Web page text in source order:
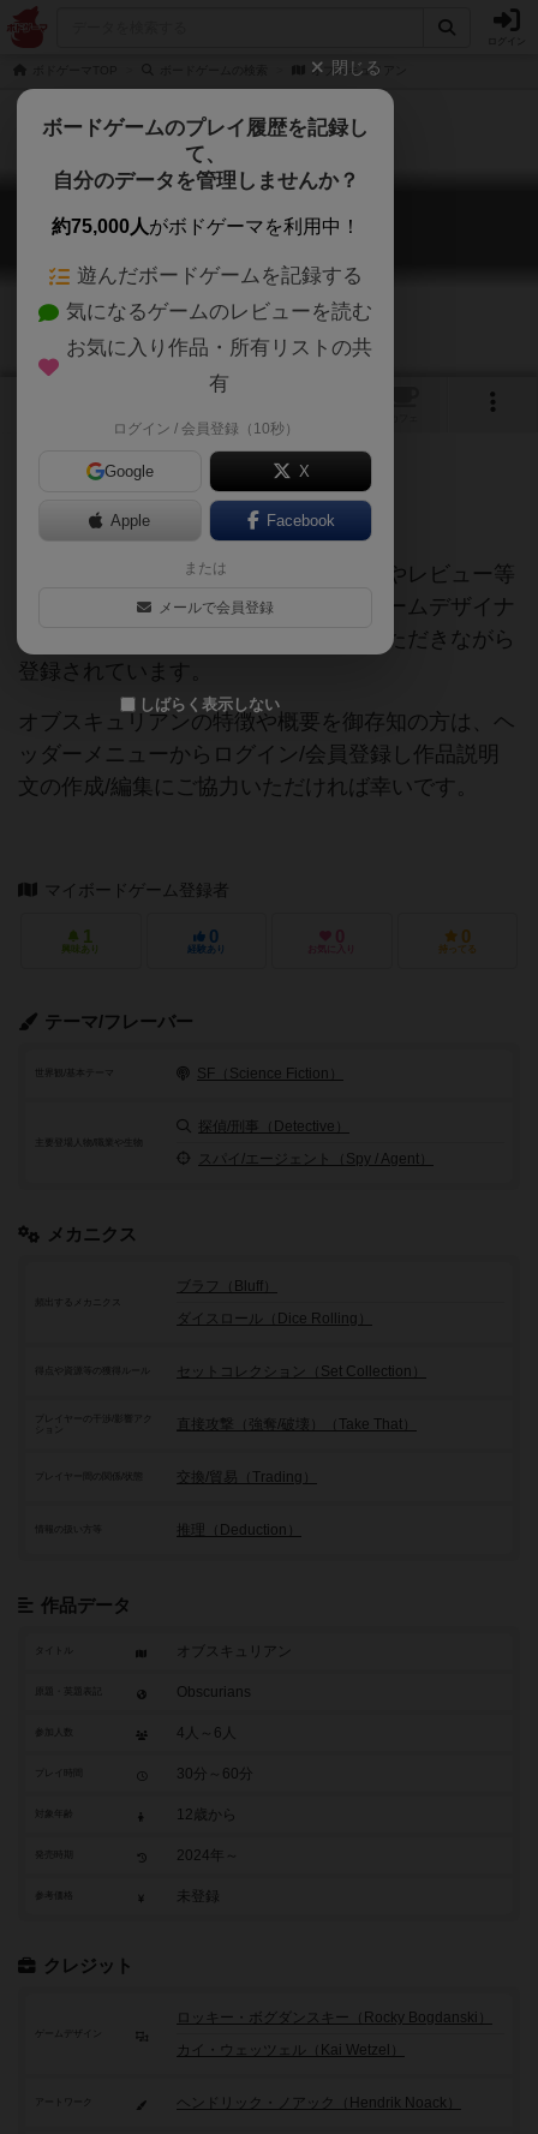
オブスキュリアン
オブスキュリアン
Obscurians
ご協力ください
当サイトに掲載されている作品説明文やレビュー等
の情報は、ボドゲーマ運営事務局・ゲームデザイナ
ーご本人様・有志の皆様にご協力をいただきながら
登録されています。
オブスキュリアンの特徴や概要を御存知の方は、ヘ
ッダーメニューからログイン/会員登録し作品説明
文の作成/編集にご協力いただければ幸いです。
マイボードゲーム登録者
1
興味あり
0
経験あり
0
お気に入り
0
持ってる
テーマ/フレーバー
世界観/基本テーマ SF（Science Fiction）
探偵/刑事（Detective）
スパイ/エージェント（Spy / Agent）
メカニクス
頻出するメカニクス
ブラフ（Bluff）
ダイスロール（Dice Rolling）
セットコレクション（Set Collection）
プレイヤーの干渉/影響アク
直接攻撃（強奪/破壊）（Take That）
プレイヤー間の関係/状態 交換/貿易（Trading）
推理（Deduction）
作品データ
タイトル オブスキュリアン
Obscurians
参加人数 4人～6人
30分～60分
12歳から
2024年～
参考価格 未登録
クレジット
ゲームデザイン
ロッキー・ボグダンスキー（Rocky Bogdanski）
カイ・ウェッツェル（Kai Wetzel）
アートワーク ヘンドリック・ノアック（Hendrik Noack）
閉じる
ボードゲームのプレイ履歴を記録し
て、
自分のデータを管理しませんか？
約75,000人がボドゲーマを利用中！
遊んだボードゲームを記録する
気になるゲームのレビューを読む
お気に入り作品・所有リストの共
有
ログイン / 会員登録（10秒）
Google X
Apple Facebook
または
メールで会員登録
しばらく表示しない